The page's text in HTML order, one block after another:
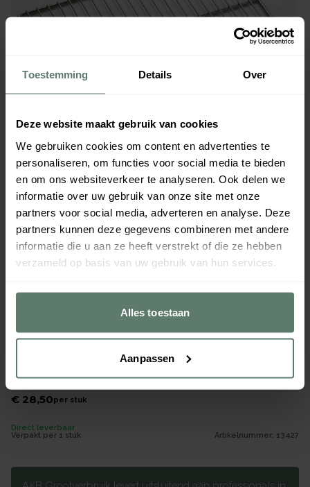
Toestemming Details Over
Deze website maakt gebruik van cookies
We gebruiken cookies om content en advertenties te
personaliseren, om functies voor social media te bieden
en om ons websiteverkeer te analyseren. Ook delen we
informatie over uw gebruik van onze site met onze
partners voor social media, adverteren en analyse. Deze
partners kunnen deze gegevens combineren met andere
informatie die u aan ze heeft verstrekt of die ze hebben
verzameld op basis van uw gebruik van hun services.
Alles toestaan
Aanpassen
Draadrooster zwaar 20 draden 1/1Gn
€ 28,50per stuk
Direct leverbaar
Verpakt per 1 stuk Artikelnummer: 13427